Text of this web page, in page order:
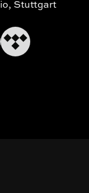
Stuttgart